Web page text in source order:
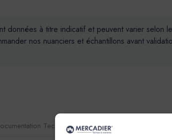
données à titre indicatif et peuvent varier
nos nuanciers et échantillons avant
Technique Couleurs & Échantillons